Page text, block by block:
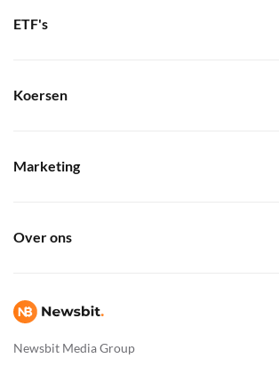
Newsbit Media Group
ETF's
Koersen
Marketing
Over ons